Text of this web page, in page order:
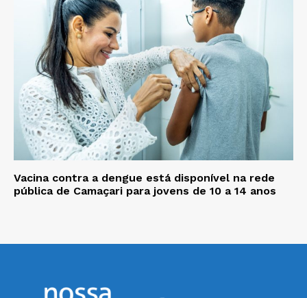
Vacina contra a dengue está disponível na rede
pública de Camaçari para jovens de 10 a 14 anos